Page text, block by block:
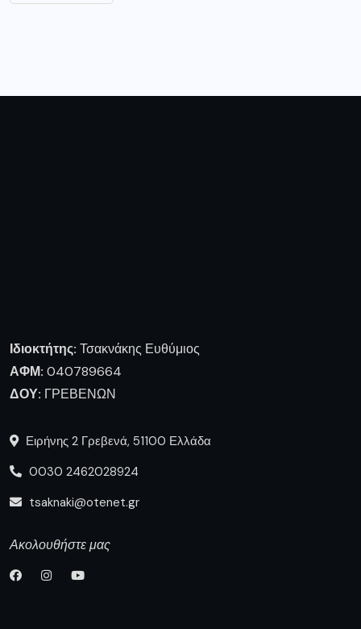
Ιδιοκτήτης: Τσακνάκης Ευθύμιος
ΑΦΜ: 040789664
ΔΟΥ: ΓΡΕΒΕΝΩΝ
Ειρήνης 2 Γρεβενά, 51100 Ελλάδα
0030 2462028924
tsaknaki@otenet.gr
Ακολουθήστε μας